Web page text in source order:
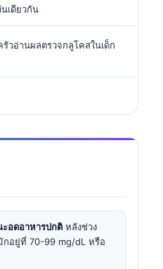
เดียวกัน
วอ่านผลตรวจกลูโคสในเด็ก
อดอาหารปกติ หลังช่วง
กอยู่ที่ 70-99 mg/dL หรือ